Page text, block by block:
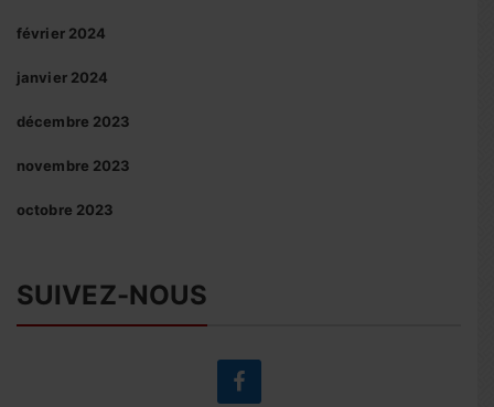
février 2024
janvier 2024
décembre 2023
novembre 2023
octobre 2023
SUIVEZ-NOUS